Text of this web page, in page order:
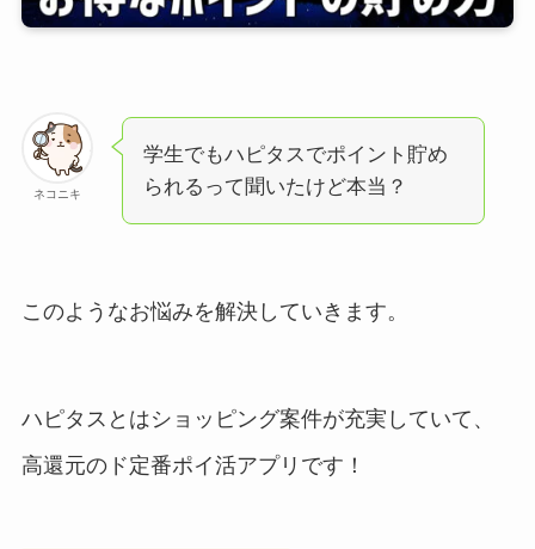
ネコニキ
学生でもハピタスでポイント貯め
られるって聞いたけど本当？
このようなお悩みを解決していきます。
ハピタスとはショッピング案件が充実していて、
高還元のド定番ポイ活アプリです！